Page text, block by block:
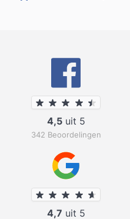
4,5uit 5
342 Beoordelingen
4,7 uit 5